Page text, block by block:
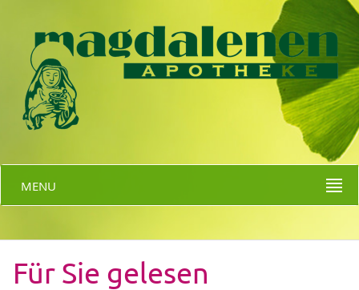
MENU
Für Sie gelesen